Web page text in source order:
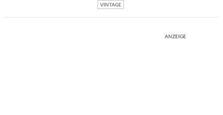
VINTAGE
ANZEIGE